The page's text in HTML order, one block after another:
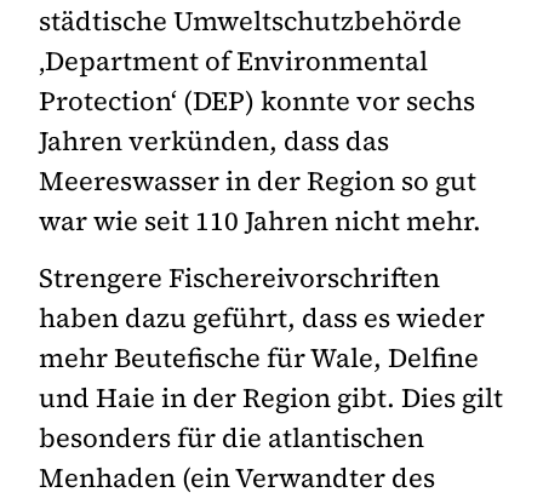
städtische Umweltschutzbehörde
‚Department of Environmental
Protection‘ (DEP) konnte vor sechs
Jahren verkünden, dass das
Meereswasser in der Region so gut
war wie seit 110 Jahren nicht mehr.
Strengere Fischereivorschriften
haben dazu geführt, dass es wieder
mehr Beutefische für Wale, Delfine
und Haie in der Region gibt. Dies gilt
besonders für die atlantischen
Menhaden (ein Verwandter des